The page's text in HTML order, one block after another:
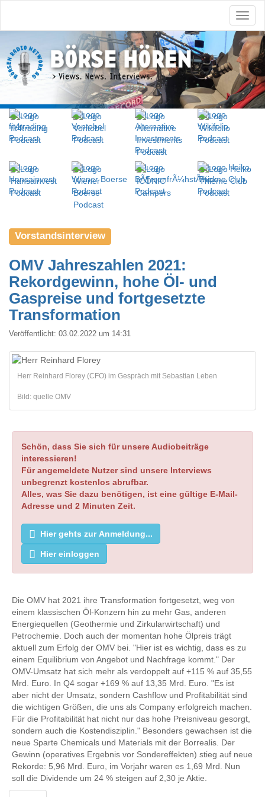
Vorstandsinterview
OMV Jahreszahlen 2021:
Rekordgewinn, hohe Öl- und
Gaspreise und fortgesetzte
Transformation
Veröffentlicht: 03.02.2022 um 14:31
Herr Reinhard Florey (CFO) im Gespräch mit Sebastian Leben
Bild: quelle OMV
Schön, dass Sie sich für unsere Audiobeiträge
interessieren!
Für angemeldete Nutzer sind unsere Interviews
unbegrenzt kostenlos abrufbar.
Alles, was Sie dazu benötigen, ist eine gültige E-Mail-
Adresse und 2 Minuten Zeit.
Hier gehts zur Anmeldung...
Hier einloggen
Die OMV hat 2021 ihre Transformation fortgesetzt, weg von
einem klassischen Öl-Konzern hin zu mehr Gas, anderen
Energiequellen (Geothermie und Zirkularwirtschaft) und
Petrochemie. Doch auch der momentan hohe Ölpreis trägt
aktuell zum Erfolg der OMV bei. "Hier ist es wichtig, dass es zu
einem Equilibrium von Angebot und Nachfrage kommt." Der
OMV-Umsatz hat sich mehr als verdoppelt auf +115 % auf 35,55
Mrd. Euro. In Q4 sogar +169 % auf 13,35 Mrd. Euro. "Es ist
aber nicht der Umsatz, sondern Cashflow und Profitabilität sind
die wichtigen Größen, die uns als Company erfolgreich machen.
Für die Profitabilität hat nicht nur das hohe Preisniveau gesorgt,
sondern auch die Kostendisziplin." Besonders gewachsen ist die
neue Sparte Chemicals und Materials mit der Borrealis. Der
Gewinn (operatives Ergebnis vor Sondereffekten) stieg auf neue
Rekorde: 5,96 Mrd. Euro, im Vorjahr waren es 1,69 Mrd. Nun
soll die Dividende um 24 % steigen auf 2,30 je Aktie.